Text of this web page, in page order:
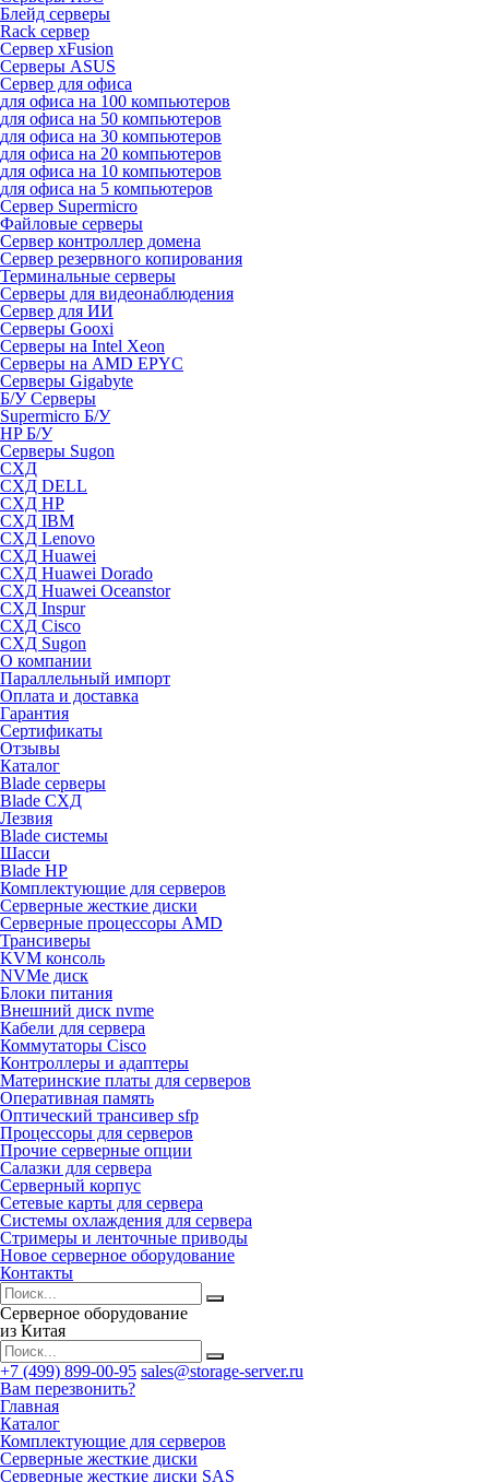
Блейд серверы
Rack сервер
Сервер xFusion
Серверы ASUS
Сервер для офиса
для офиса на 100 компьютеров
для офиса на 50 компьютеров
для офиса на 30 компьютеров
для офиса на 20 компьютеров
для офиса на 10 компьютеров
для офиса на 5 компьютеров
Сервер Supermicro
Файловые серверы
Сервер контроллер домена
Сервер резервного копирования
Терминальные серверы
Серверы для видеонаблюдения
Сервер для ИИ
Серверы Gooxi
Серверы на Intel Xeon
Серверы на AMD EPYC
Серверы Gigabyte
Б/У Серверы
Supermicro Б/У
HP Б/У
Серверы Sugon
СХД
СХД DELL
СХД HP
СХД IBM
СХД Lenovo
СХД Huawei
СХД Huawei Dorado
СХД Huawei Oceanstor
СХД Inspur
СХД Cisco
СХД Sugon
О компании
Параллельный импорт
Оплата и доставка
Гарантия
Сертификаты
Отзывы
Каталог
Blade серверы
Blade СХД
Лезвия
Blade системы
Шасси
Blade HP
Комплектующие для серверов
Серверные жесткие диски
Серверные процессоры AMD
Трансиверы
KVM консоль
NVMe диск
Блоки питания
Внешний диск nvme
Кабели для сервера
Коммутаторы Cisco
Контроллеры и адаптеры
Материнские платы для серверов
Оперативная память
Оптический трансивер sfp
Процессоры для серверов
Прочие серверные опции
Салазки для сервера
Серверный корпус
Сетевые карты для сервера
Системы охлаждения для сервера
Стримеры и ленточные приводы
Новое серверное оборудование
Контакты
Серверное оборудование
из Китая
+7 (499) 899-00-95 sales@storage-server.ru
Вам перезвонить?
Главная
Каталог
Комплектующие для серверов
Серверные жесткие диски
Cерверные жесткие диски SAS